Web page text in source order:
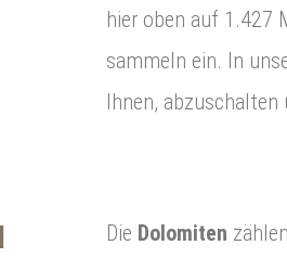
hier oben auf 1.427
sammeln ein. In
Ihnen,
Die Dolomiten